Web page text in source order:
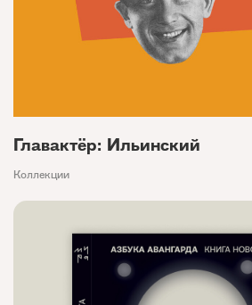
Главактёр: Ильинский
Коллекции